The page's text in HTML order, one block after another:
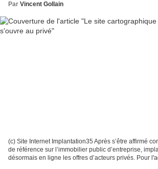
Par Vincent Gollain
(c) Site Internet Implantation35 Après s’être affirmé
de référence sur l’immobilier public d’entreprise,
désormais en ligne les offres d’acteurs privés. Pour